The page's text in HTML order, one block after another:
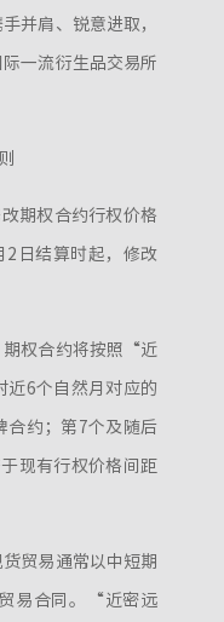
并肩、锐意进取，
一流衍生品交易所
期权合约行权价格
2日结算时起，修改
期权合约将按照“近
6个自然月对应的
合约；第7个及随后
现有行权价格间距
贸易通常以中短期
易合同。“近密远